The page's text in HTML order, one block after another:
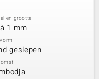
en grootte
1 mm
geslepen